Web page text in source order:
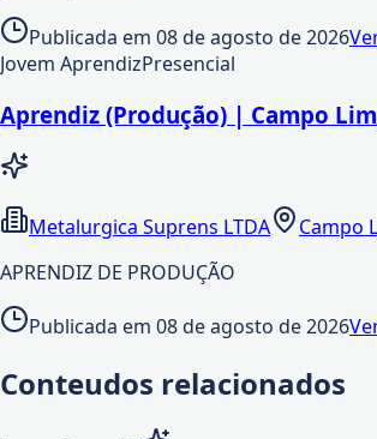
Publicada em 08 de agosto de 2026
Jovem AprendizPresencial
Aprendiz (Produção) | Campo
Metalurgica Suprens LTDA
Campo
APRENDIZ DE PRODUÇÃO
Publicada em 08 de agosto de 2026
Conteudos relacionados